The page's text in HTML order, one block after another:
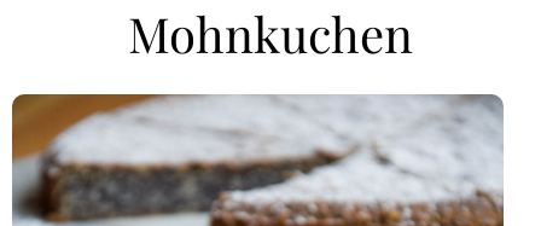
Mohnkuchen